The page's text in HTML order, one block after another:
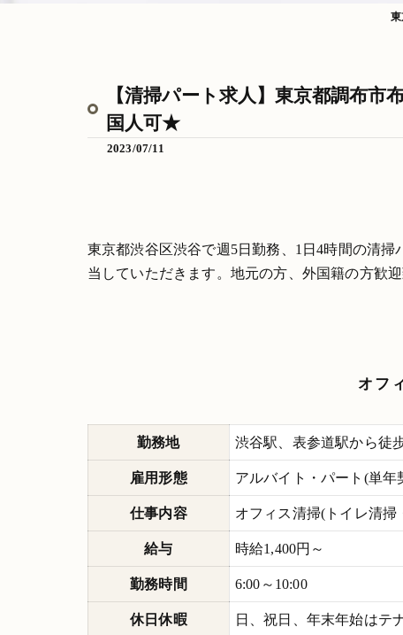
【清掃パート求人】東京都調布
国人可★
2023/07/11
東京都渋谷区渋谷で週5日勤務、1日4時間の清
当していただきます。地元の方、外国籍の方歓
オフ
勤務地 渋谷駅、表参道駅から徒
雇用形態 アルバイト・パート(単年
仕事内容 オフィス清掃(トイレ清掃
給与 時給1,400円～
勤務時間 6:00～10:00
休日休暇 日、祝日、年末年始はテ